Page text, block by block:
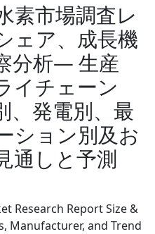
素市場調査レ
ェア、成長機
分析― 生産
イチェーン
、発電別、最
ション別及お
通しと予測
Research Report Size &
Manufacturer, and Trend